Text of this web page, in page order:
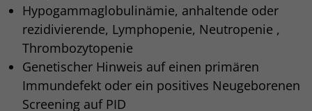
Hypogammaglobulinämie, anhaltende oder
rezidivierende, Lymphopenie, Neutropenie ,
Thrombozytopenie
Genetischer Hinweis auf einen primären
Immundefekt oder ein positives Neugeborenen
Screening auf PID